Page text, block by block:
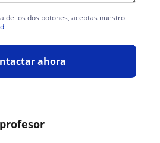
de los dos botones, aceptas nuestro
ahora